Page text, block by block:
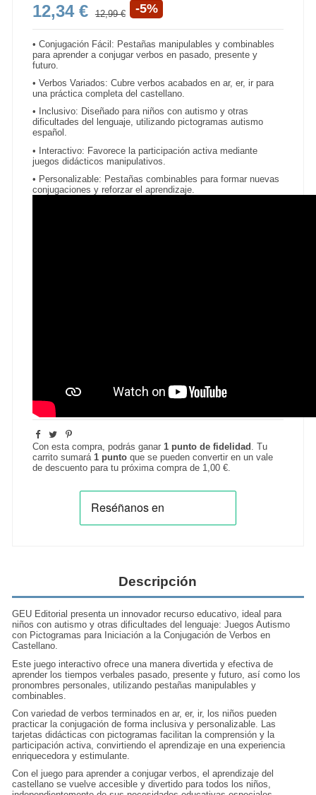
12,34 € 12,99 € -5%
• Conjugación Fácil: Pestañas manipulables y combinables
para aprender a conjugar verbos en pasado, presente y
futuro.
• Verbos Variados: Cubre verbos acabados en ar, er, ir para
una práctica completa del castellano.
•
Inclusivo: Diseñado para niños con autismo y otras
dificultades del lenguaje, utilizando pictogramas autismo
español.
•
Interactivo: Favorece la participación activa mediante
juegos didácticos manipulativos.
• Personalizable: Pestañas combinables para formar nuevas
conjugaciones y reforzar el aprendizaje.
Con esta compra, podrás ganar 1 punto de fidelidad . Tu
carrito sumará 1 punto que se pueden convertir en un vale
de descuento para tu próxima compra de 1,00 €
Descripción
GEU Editorial presenta un innovador recurso educativo, ideal para
niños con autismo y otras dificultades del lenguaje: Juegos Autismo
con Pictogramas para Iniciación a la Conjugación de Verbos en
Castellano.
Este juego interactivo ofrece una manera divertida y efectiva de
aprender los tiempos verbales pasado, presente y futuro, así como los
pronombres personales, utilizando pestañas manipulables y
combinables.
Con variedad de verbos terminados en ar, er, ir, los niños pueden
practicar la conjugación de forma inclusiva y personalizable. Las
tarjetas didácticas con pictogramas facilitan la comprensión y la
participación activa, convirtiendo el aprendizaje en una experiencia
enriquecedora y estimulante.
Con el juego para aprender a conjugar verbos, el aprendizaje del
castellano se vuelve accesible y divertido para todos los niños,